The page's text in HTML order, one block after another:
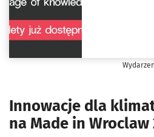
Innowacje dla
na Made in Wroclaw